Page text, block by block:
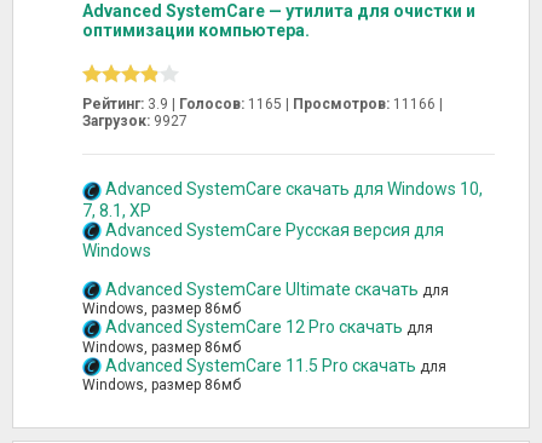
Advanced SystemCare — утилита для очистки и
оптимизации компьютера.
Рейтинг: 3.9 | Голосов: 1165 Просмотров: 11166 |
Загрузок: 9927
Advanced SystemCare скачать для Windows 10,
7, 8.1, XP
Advanced SystemCare Русская версия для
Windows
Advanced SystemCare Ultimate скачать для
Windows, размер 86мб
Advanced SystemCare 12 Pro скачать для
Windows, размер 86мб
Advanced SystemCare 11.5 Pro скачать для
Windows, размер 86мб